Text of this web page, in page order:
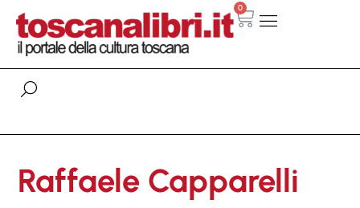
0
Raffaele Capparelli